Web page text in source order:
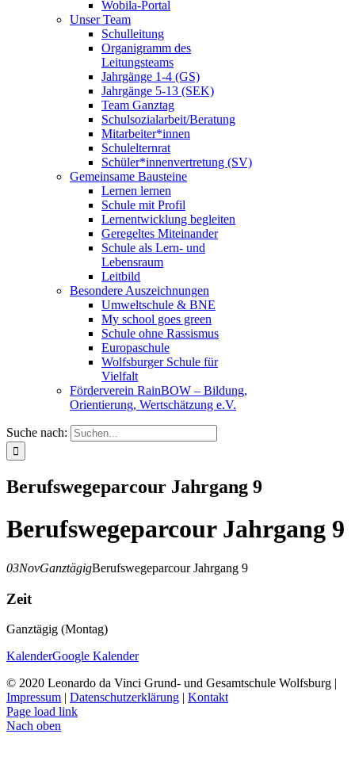
Wobila-Portal
Unser Team
Schulleitung
Organigramm des
Leitungsteams
Jahrgänge 1-4 (GS)
Jahrgänge 5-13 (SEK)
Team Ganztag
Schulsozialarbeit/Beratung
Mitarbeiter*innen
Schulelternrat
Schüler*innenvertretung (SV)
Gemeinsame Bausteine
Lernen lernen
Schule mit Profil
Lernentwicklung begleiten
Geregeltes Miteinander
Schule als Lern- und
Lebensraum
Leitbild
Besondere Auszeichnungen
Umweltschule & BNE
My school goes green
Schule ohne Rassismus
Europaschule
Wolfsburger Schule für
Vielfalt
Förderverein RainBOW – Bildung,
Orientierung, Wertschätzung e.V.
Suche nach:
Berufswegeparcour Jahrgang 9
Berufswegeparcour Jahrgang 9
03NovGanztägigBerufswegeparcour Jahrgang 9
Zeit
Ganztägig (Montag)
KalenderGoogle Kalender
© 2020 Leonardo da Vinci Grund- und Gesamtschule Wolfsburg |
Impressum | Datenschutzerklärung | Kontakt
Page load link
Nach oben